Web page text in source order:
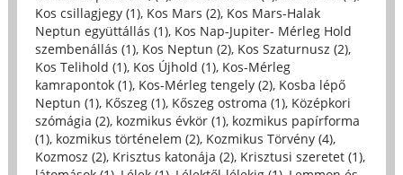
Kos csillagjegy (1), Kos Mars (2), Kos Mars-Halak
Neptun együttállás (1), Kos Nap-Jupiter- Mérleg Hold
szembenállás (1), Kos Neptun (2), Kos Szaturnusz (2),
Kos Telihold (1), Kos Újhold (1), Kos-Mérleg
kamrapontok (1), Kos-Mérleg tengely (2), Kosba lépő
Neptun (1), Kőszeg (1), Kőszeg ostroma (1), Középkori
szómágia (2), kozmikus évkör (1), kozmikus papírforma
(1), kozmikus történelem (2), Kozmikus Törvény (4),
Kozmosz (2), Krisztus katonája (2), Krisztusi szeretet (1),